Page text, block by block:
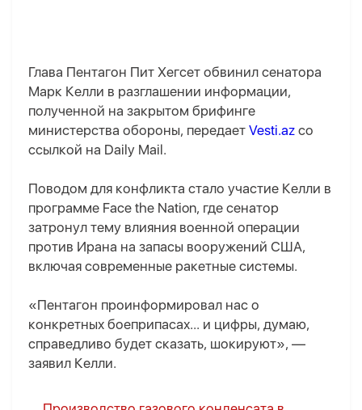
Глава Пентагон Пит Хегсет обвинил сенатора
Марк Келли в разглашении информации,
полученной на закрытом брифинге
министерства обороны, передает Vesti.az со
ссылкой на Daily Mail.
Поводом для конфликта стало участие Келли в
программе Face the Nation, где сенатор
затронул тему влияния военной операции
против Ирана на запасы вооружений США,
включая современные ракетные системы.
«Пентагон проинформировал нас о
конкретных боеприпасах... и цифры, думаю,
справедливо будет сказать, шокируют», —
заявил Келли.